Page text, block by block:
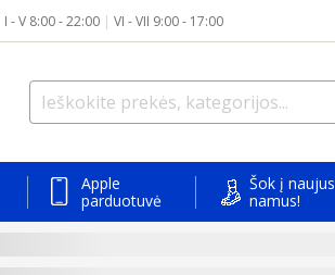
I - V 8:00 - 22:00 | VI - VII 9:00 - 17:00
Apple
parduotuvė
Šok į naujus
namus!